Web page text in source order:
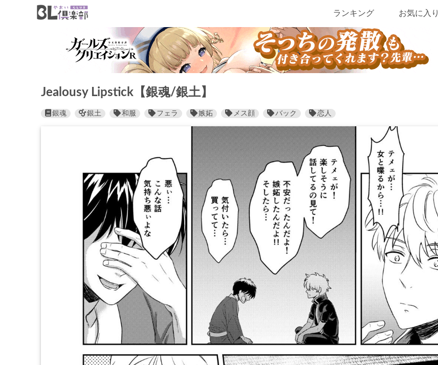
ランキング お気に入り
Jealousy Lipstick【銀魂/銀土】
銀魂 銀土 和服 フェラ 嫉妬 メス顔 バック 恋人